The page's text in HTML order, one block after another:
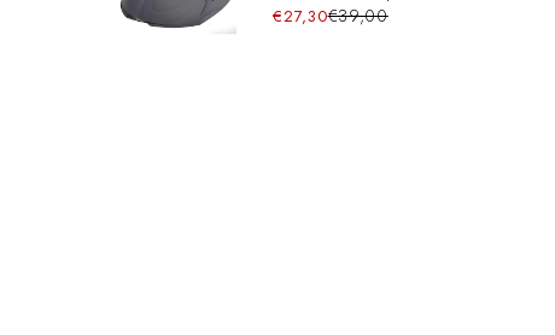
€27,30€39,00